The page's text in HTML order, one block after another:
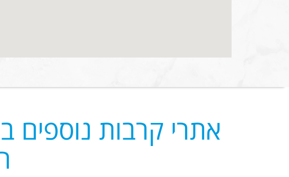
אתרי קרבות נוספים